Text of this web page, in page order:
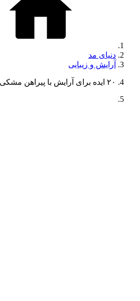
دنیای مد
آرایش و زیبایی
۲۰ ایده برای آرایش با پیراهن مشکی